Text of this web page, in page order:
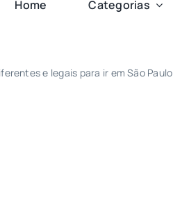
Home Categorias
e legais para ir em São Paulo